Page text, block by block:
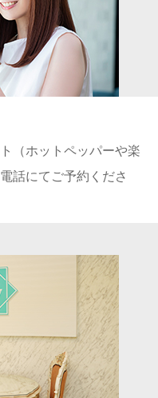
（ホットペッパーや楽
話にてご予約くださ